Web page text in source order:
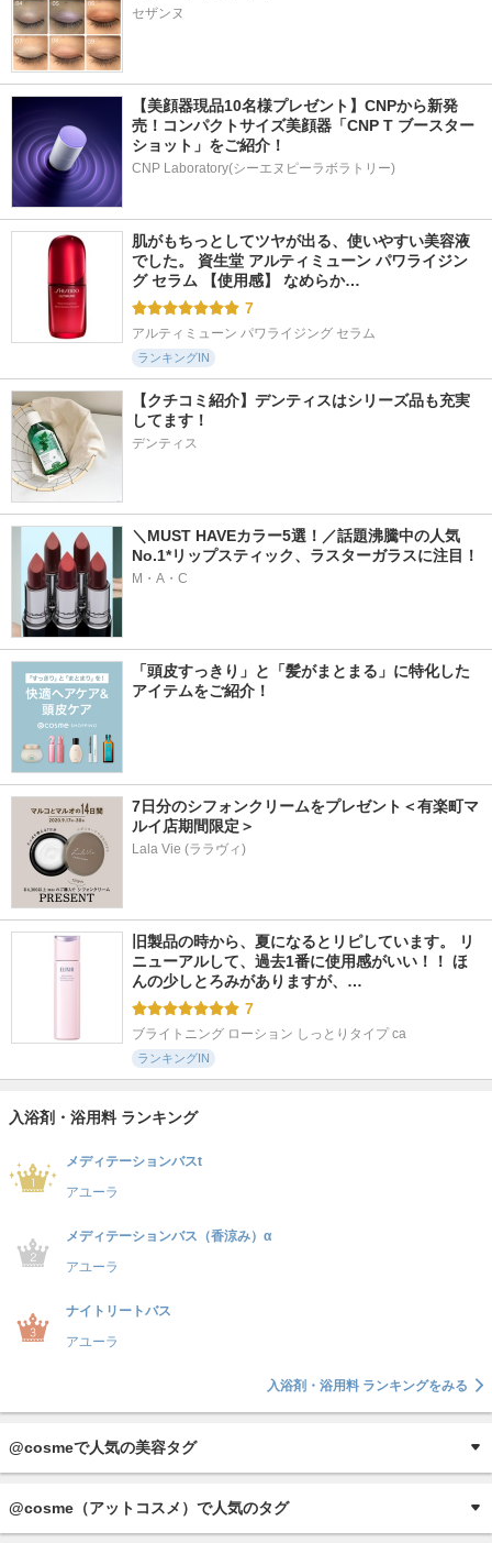
セザンヌ
【美顔器現品10名様プレゼント】CNPから新発
売！コンパクトサイズ美顔器「CNP T ブースター
ショット」をご紹介！
CNP Laboratory(シーエヌピーラボラトリー)
肌がもちっとしてツヤが出る、使いやすい美容液
でした。 資生堂 アルティミューン パワライジン
グ セラム 【使用感】 なめらか…
7
アルティミューン パワライジング セラム
ランキングIN
【クチコミ紹介】デンティスはシリーズ品も充実
してます！
デンティス
＼MUST HAVEカラー5選！／話題沸騰中の人気
No.1*リップスティック、ラスターガラスに注目！
M・A・C
「頭皮すっきり」と「髪がまとまる」に特化した
アイテムをご紹介！
7日分のシフォンクリームをプレゼント＜有楽町マ
ルイ店期間限定＞
Lala Vie (ララヴィ)
旧製品の時から、夏になるとリピしています。 リ
ニューアルして、過去1番に使用感がいい！！ ほ
んの少しとろみがありますが、…
7
ブライトニング ローション しっとりタイプ ca
ランキングIN
入浴剤・浴用料 ランキング
メディテーションバスt
アユーラ
メディテーションバス（香涼み）α
アユーラ
ナイトリートバス
アユーラ
入浴剤・浴用料 ランキングをみる
@cosmeで人気の美容タグ
@cosme（アットコスメ）で人気のタグ